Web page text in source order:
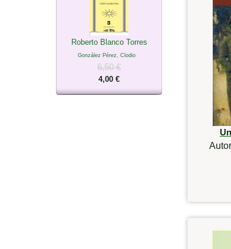
Roberto Blanco Torres
González Pérez, Clodio
6,50 €
4,00 €